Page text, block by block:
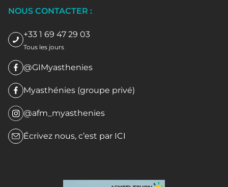
NOUS CONTACTER :
+33 1 69 47 29 03
Tous les jours
@GIMyasthenies
Myasthénies (groupe privé)
@afm_myasthenies
Écrivez nous, c’est par ICI